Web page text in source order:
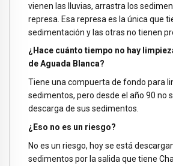
vienen las lluvias, arrastra los
represa. Esa represa es la única que
sedimentación y las otras no tienen
¿Hace cuánto tiempo no hay
de Aguada Blanca?
Tiene una compuerta de fondo para
sedimentos, pero desde el año 90 no
descarga de sus sedimentos.
¿Eso no es un riesgo?
No es un riesgo, hoy se está
sedimentos por la salida que tiene